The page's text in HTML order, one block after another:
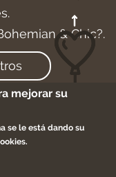
& Chic?.
de compra
mejorar su
se le está dando su